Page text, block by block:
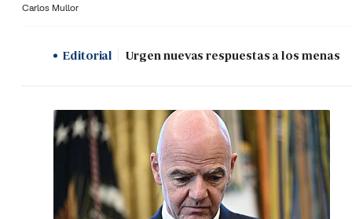
Carlos Mullor
Editorial Urgen nuevas respuestas a los menas